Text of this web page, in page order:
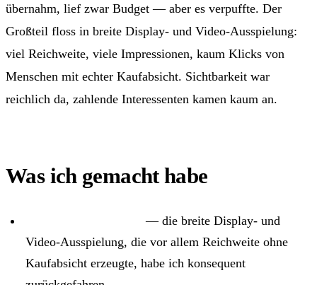
übernahm, lief zwar Budget — aber es verpuffte. Der
Großteil floss in breite Display- und Video-Ausspielung:
viel Reichweite, viele Impressionen, kaum Klicks von
Menschen mit echter Kaufabsicht. Sichtbarkeit war
reichlich da, zahlende Interessenten kamen kaum an.
Was ich gemacht habe
— die breite Display- und
Video-Ausspielung, die vor allem Reichweite ohne
Kaufabsicht erzeugte, habe ich konsequent